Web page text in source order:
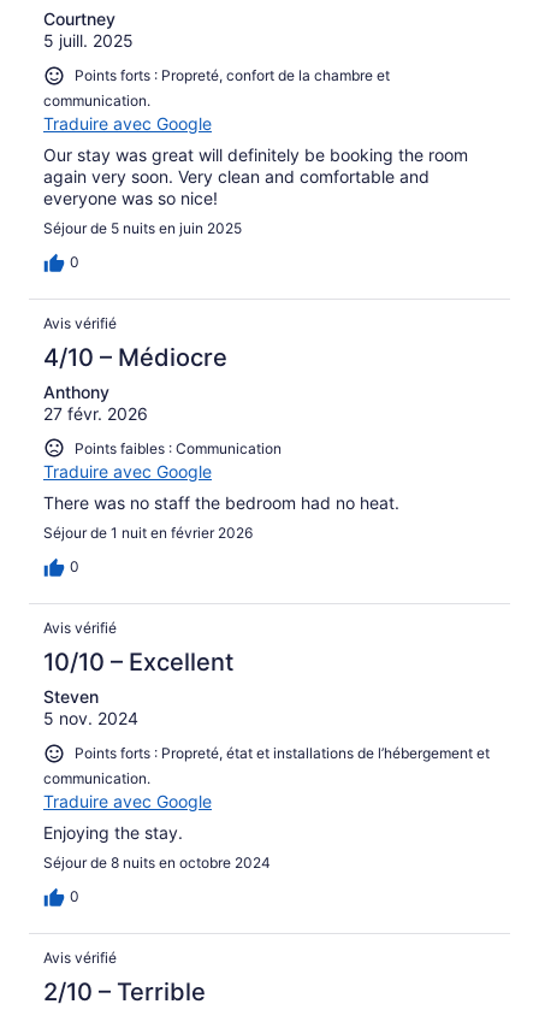
Courtney
5 juill. 2025
Points forts : Propreté, confort de la chambre et
communication.
Traduire avec Google
Our stay was great will definitely be booking the room
again very soon. Very clean and comfortable and
everyone was so nice!
Séjour de 5 nuits en juin 2025
0
Avis vérifié
4/10 – Médiocre
Anthony
27 févr. 2026
Points faibles : Communication
Traduire avec Google
There was no staff the bedroom had no heat.
Séjour de 1 nuit en février 2026
0
Avis vérifié
10/10 – Excellent
Steven
5 nov. 2024
Points forts : Propreté, état et installations de l’hébergement et
communication.
Traduire avec Google
Enjoying the stay.
Séjour de 8 nuits en octobre 2024
0
Avis vérifié
2/10 – Terrible